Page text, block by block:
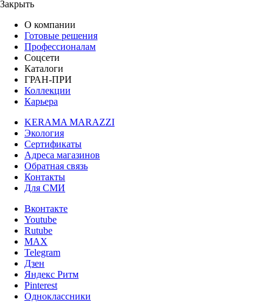
Закрыть
О компании
Готовые решения
Профессионалам
Соцсети
Каталоги
ГРАН-ПРИ
Коллекции
Карьера
KERAMA MARAZZI
Экология
Сертификаты
Адреса магазинов
Обратная связь
Контакты
Для СМИ
Вконтакте
Youtube
Rutube
MAX
Telegram
Дзен
Яндекс Ритм
Pinterest
Одноклассники